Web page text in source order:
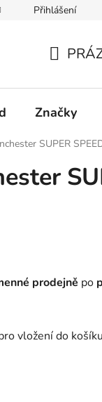
osobních údajů
Přihlášení
KOŠÍK
Značky
SUPER
prodejně po
vložení do